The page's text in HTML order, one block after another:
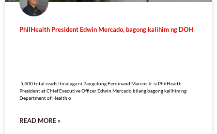
PhilHealth President Edwin Mercado, bagong kalihim ng DOH
5,400 total reads Itinalaga ni Pangulong Ferdinand Marcos Jr. si PhilHealth
President at Chief Executive Officer Edwin Mercado bilang bagong kalihim ng
Department of Health o
READ MORE »